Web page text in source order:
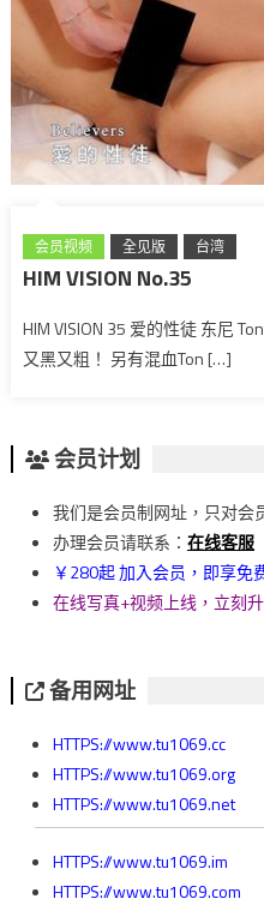
会员视频 全见版 台湾
HIM VISION No.35
HIM VISION 35 爱的性徒 东尼
又黑又粗！ 另有混血Ton […]
会员计划
我们是会员制网址，只对会
办理会员请联系： 在线客服
￥280起 加入会员，即享免
在线写真+视频上线，立刻
备用网址
HTTPS://www.tu1069.cc
HTTPS://www.tu1069.org
HTTPS://www.tu1069.net
HTTPS://www.tu1069.im
HTTPS://www.tu1069.com